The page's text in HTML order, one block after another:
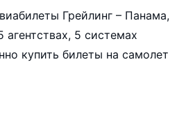
Грейлинг – Панама,
5 системах
купить билеты на самолет